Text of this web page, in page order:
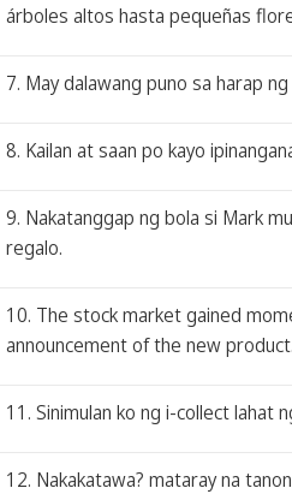
árboles altos hasta pequeñas
7. May dalawang puno sa harap ng
8. Kailan at saan po kayo
9. Nakatanggap ng bola si Mark
regalo.
10. The stock market gained
announcement of the new product.
11. Sinimulan ko ng i-collect lahat
12. Nakakatawa? mataray na